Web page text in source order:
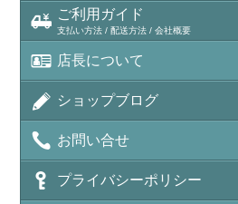
ご利用ガイド
支払い方法 / 配送方法 / 会社概要
店長について
ショップブログ
お問い合せ
プライバシーポリシー